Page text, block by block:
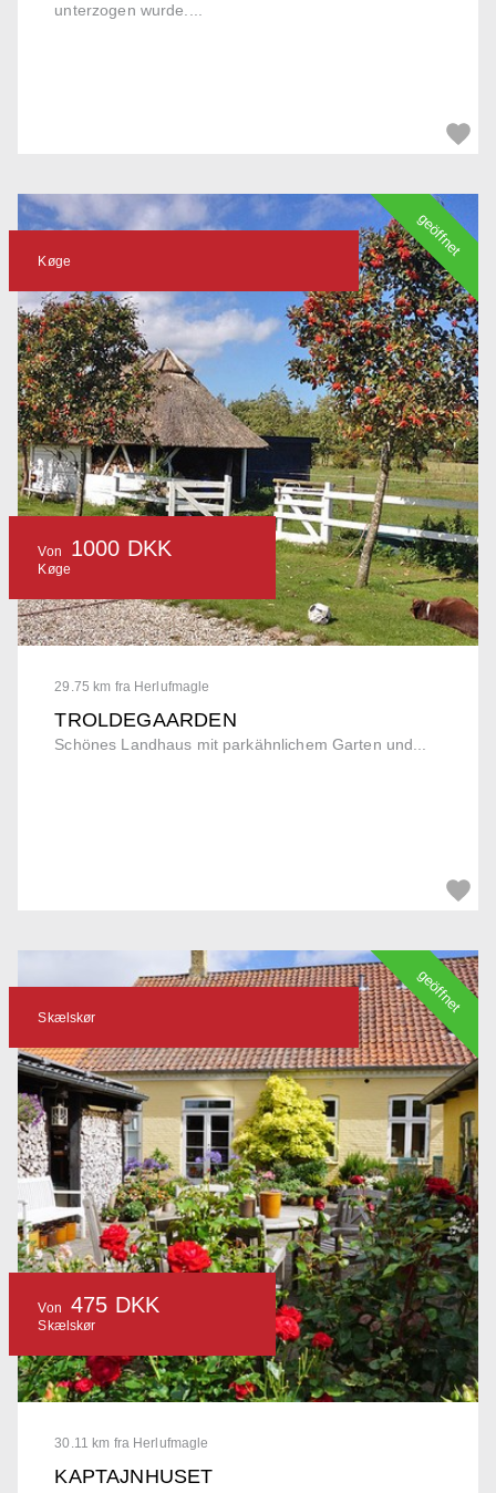
unterzogen wurde....
29.75 km fra Herlufmagle
TROLDEGAARDEN
Schönes Landhaus mit parkähnlichem Garten und...
Køge
Von 1000 DKK
Køge
geöffnet
30.11 km fra Herlufmagle
KAPTAJNHUSET
Skælskør
Von 475 DKK
Skælskør
geöffnet